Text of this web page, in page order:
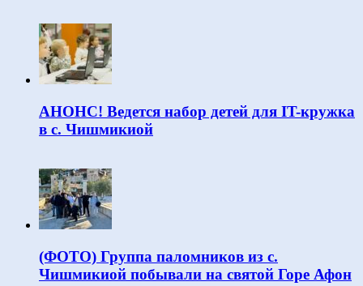
АНОНС! Ведется набор детей для IT-кружка
в с. Чишмикиой
(ФОТО) Группа паломников из с.
Чишмикиой побывали на святой Горе Афон